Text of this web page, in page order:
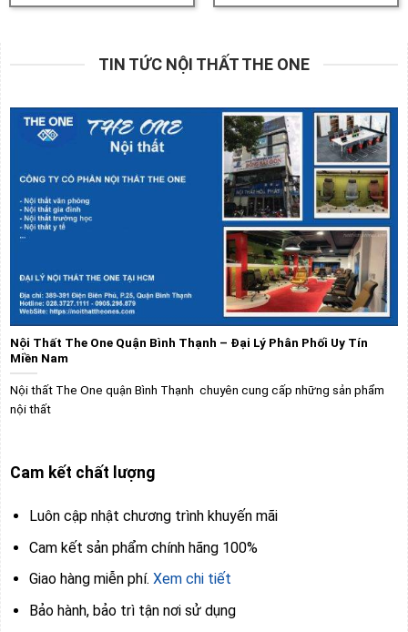
TIN TỨC NỘI THẤT THE ONE
Nội Thất The One Quận Bình Thạnh – Đại Lý Phân Phối Uy Tín
Miền Nam
Nội thất The One quận Bình Thạnh chuyên cung cấp những sản phẩm
nội thất
Cam kết chất lượng
Luôn cập nhật chương trình khuyến mãi
Cam kết sản phẩm chính hãng 100%
Giao hàng miễn phí. Xem chi tiết
Bảo hành, bảo trì tận nơi sử dụng